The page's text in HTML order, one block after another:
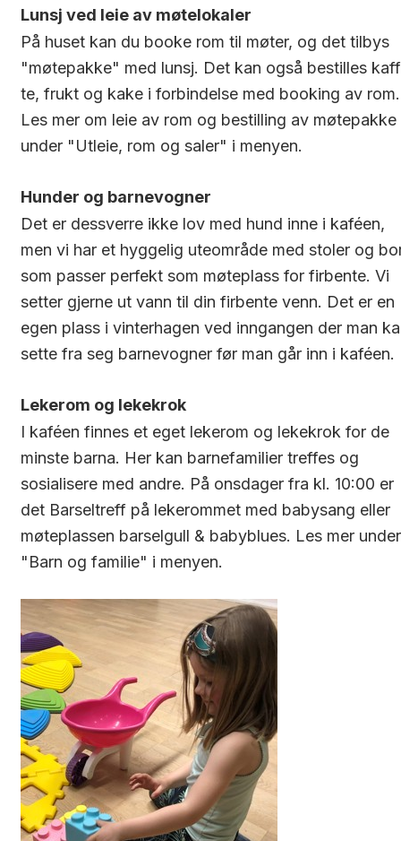
Lunsj ved leie av møtelokaler
På huset kan du booke rom til møter, og det tilbys
"møtepakke" med lunsj. Det kan også bestilles
te, frukt og kake i forbindelse med booking av rom.
Les mer om leie av rom og bestilling av møtepakke
under "Utleie, rom og saler" i menyen.
Hunder og barnevogner
Det er dessverre ikke lov med hund inne i kaféen,
men vi har et hyggelig uteområde med stoler og
som passer perfekt som møteplass for firbente. Vi
setter gjerne ut vann til din firbente venn. Det er en
egen plass i vinterhagen ved inngangen der man
sette fra seg barnevogner før man går inn i kaféen.
Lekerom og lekekrok
I kaféen finnes et eget lekerom og lekekrok for de
minste barna. Her kan barnefamilier treffes og
sosialisere med andre. På onsdager fra kl. 10:00 er
det Barseltreff på lekerommet med babysang eller
møteplassen barselgull & babyblues. Les mer under
"Barn og familie" i menyen.